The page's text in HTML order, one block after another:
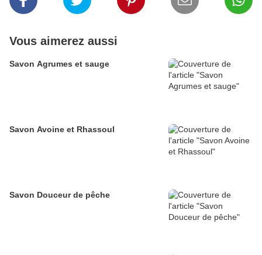
Vous aimerez aussi
Savon Agrumes et sauge
Savon Avoine et Rhassoul
Savon Douceur de pêche